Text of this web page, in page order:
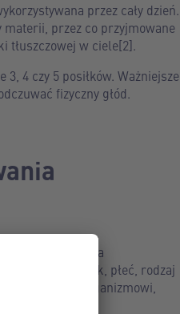
przez cały dzień.
przez co przyjmowane
tłuszczowej w ciele[2].
4 czy 5 posiłków. Ważniejsze
fizyczny głód.
zapotrzebowania
innymi wiek, płeć, rodzaj
dnia organizmowi,